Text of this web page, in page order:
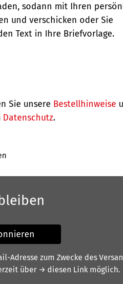
sodann mit Ihren
und verschicken oder Sie
Text in Ihre Briefvorlage.
Sie unsere Bestellhinweise
Datenschutz.
zum Zwecke des
über → diesen Link möglich.